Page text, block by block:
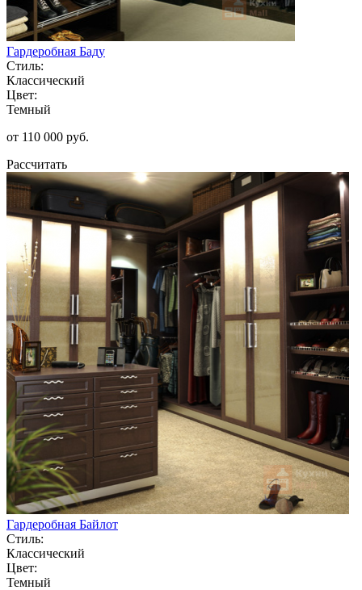
Гардеробная Баду
Стиль:
Классический
Цвет:
Темный
от 110 000 руб.
Рассчитать
Гардеробная Байлот
Стиль:
Классический
Цвет:
Темный